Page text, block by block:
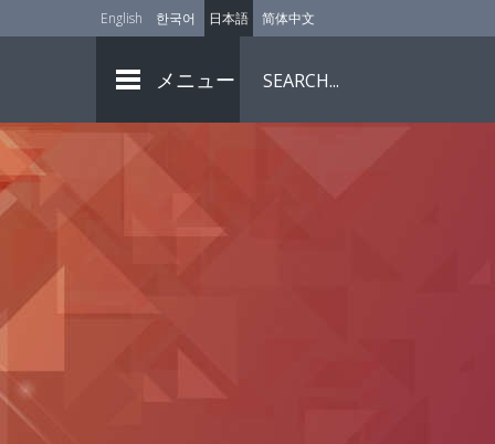
English 한국어 日本語 简体中文
メニュー